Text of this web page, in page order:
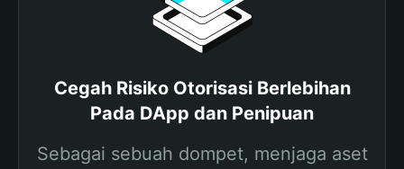
Cegah Risiko Otorisasi Berlebihan
Pada DApp dan Penipuan
Sebagai sebuah dompet, menjaga aset